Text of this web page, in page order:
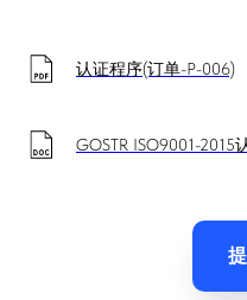
认证程序(订单-P-006)
GOSTR ISO9001-2015